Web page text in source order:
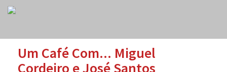
Um Café Com... Miguel
Cordeiro e José Santos